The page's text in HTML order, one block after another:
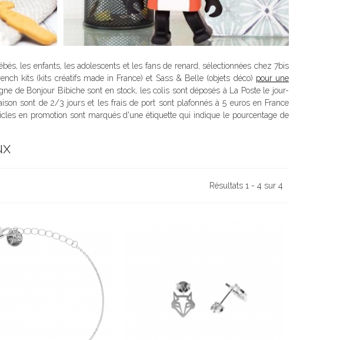
les enfants, les adolescents et les fans de renard, sélectionnées chez 7bis
kits (kits créatifs made in France) et Sass & Belle (objets déco) pour une
de Bonjour Bibiche sont en stock, les colis sont déposés à La Poste le jour-
sont de 2/3 jours et les frais de port sont plafonnés à 5 euros en France
en promotion sont marqués d'une étiquette qui indique le pourcentage de
Résultats 1 - 4 sur 4